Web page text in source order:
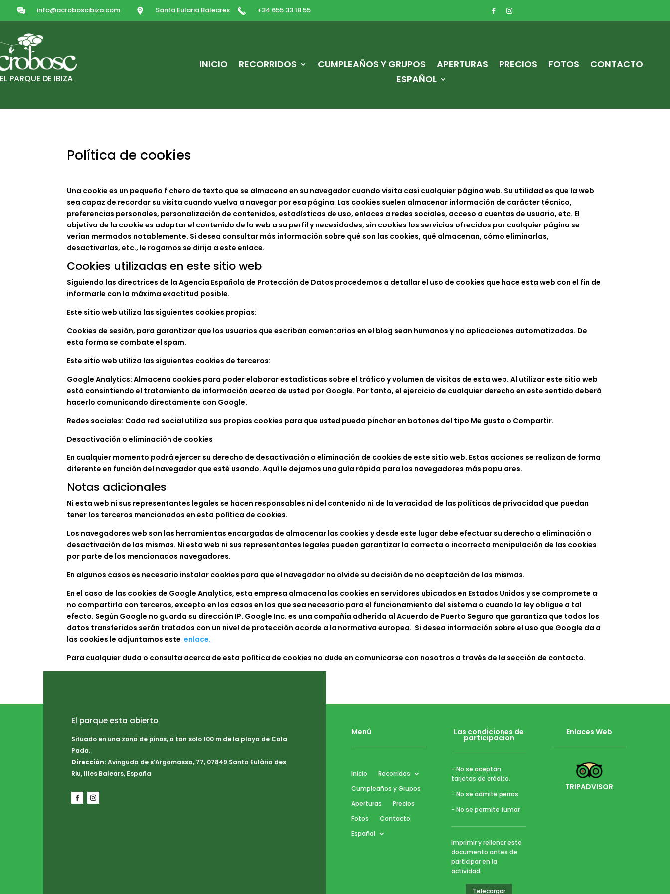
info@acroboscibiza.com Santa Eularia Baleares +34 655 33 18 55
EL PARQUE DE IBIZA
INICIO RECORRIDOS CUMPLEAÑOS Y GRUPOS APERTURAS PRECIOS FOTOS
CONTACTO
ESPAÑOL
Política de cookies
Una cookie es un pequeño fichero de texto que se almacena en su navegador cuando visita casi cualquier página web. Su utilidad es que la web
sea capaz de recordar su visita cuando vuelva a navegar por esa página. Las cookies suelen almacenar información de carácter técnico,
preferencias personales, personalización de contenidos, estadísticas de uso, enlaces a redes sociales, acceso a cuentas de usuario, etc. El
objetivo de la cookie es adaptar el contenido de la web a su perfil y necesidades, sin cookies los servicios ofrecidos por cualquier página se
verían mermados notablemente. Si desea consultar más información sobre qué son las cookies, qué almacenan, cómo eliminarlas,
desactivarlas, etc., le rogamos se dirija a este enlace.
Cookies utilizadas en este sitio web
Siguiendo las directrices de la Agencia Española de Protección de Datos procedemos a detallar el uso de cookies que hace esta web con el fin de
informarle con la máxima exactitud posible.
Este sitio web utiliza las siguientes cookies propias:
Cookies de sesión, para garantizar que los usuarios que escriban comentarios en el blog sean humanos y no aplicaciones automatizadas. De
esta forma se combate el spam.
Este sitio web utiliza las siguientes cookies de terceros:
Google Analytics: Almacena cookies para poder elaborar estadísticas sobre el tráfico y volumen de visitas de esta web. Al utilizar este sitio web
está consintiendo el tratamiento de información acerca de usted por Google. Por tanto, el ejercicio de cualquier derecho en este sentido deberá
hacerlo comunicando directamente con Google.
Redes sociales: Cada red social utiliza sus propias cookies para que usted pueda pinchar en botones del tipo Me gusta o Compartir.
Desactivación o eliminación de cookies
En cualquier momento podrá ejercer su derecho de desactivación o eliminación de cookies de este sitio web. Estas acciones se realizan de forma
diferente en función del navegador que esté usando. Aquí le dejamos una guía rápida para los navegadores más populares.
Notas adicionales
Ni esta web ni sus representantes legales se hacen responsables ni del contenido ni de la veracidad de las políticas de privacidad que puedan
tener los terceros mencionados en esta política de cookies.
Los navegadores web son las herramientas encargadas de almacenar las cookies y desde este lugar debe efectuar su derecho a eliminación o
desactivación de las mismas. Ni esta web ni sus representantes legales pueden garantizar la correcta o incorrecta manipulación de las cookies
por parte de los mencionados navegadores.
En algunos casos es necesario instalar cookies para que el navegador no olvide su decisión de no aceptación de las mismas.
En el caso de las cookies de Google Analytics, esta empresa almacena las cookies en servidores ubicados en Estados Unidos y se compromete a
no compartirla con terceros, excepto en los casos en los que sea necesario para el funcionamiento del sistema o cuando la ley obligue a tal
efecto. Según Google no guarda su dirección IP. Google Inc. es una compañía adherida al Acuerdo de Puerto Seguro que garantiza que todos los
datos transferidos serán tratados con un nivel de protección acorde a la normativa europea. Si desea información sobre el uso que Google da a
las cookies le adjuntamos este enlace.
Para cualquier duda o consulta acerca de esta política de cookies no dude en comunicarse con nosotros a través de la sección de contacto.
El parque esta abierto
Situado en una zona de pinos, a tan solo 100 m de la playa de Cala
Pada.
Dirección: Avinguda de s’Argamassa, 77, 07849 Santa Eulària des
Riu, Illes Balears, España
Menú
Inicio
Recorridos
Cumpleaños y Grupos
Aperturas
Precios
Fotos
Contacto
Español
Las condiciones de
participacion
- No se aceptan
tarjetas de crédito.
- No se admite perros
- No se permite fumar
Imprimir y rellenar este
documento antes de
participar en la
actividad.
Telecargar
Enlaces Web
TRIPADVISOR